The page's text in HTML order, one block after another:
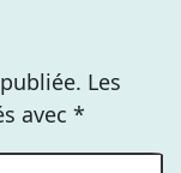
Les
avec *